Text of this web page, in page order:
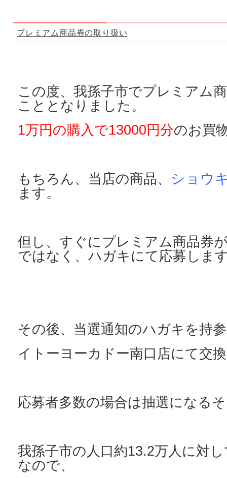
プレミアム商品券の取り扱い
この度、我孫子市でプレミアム
こととなりました。
1万円の購入で13000円分のお買
もちろん、当店の商品、 ショウ
ます。
但し、すぐにプレミアム商品券
ではなく、ハガキにて応募しま
その後、当選通知のハガキを持
イトーヨーカドー南口店にて交
応募者多数の場合は抽選になる
我孫子市の人口約13.2万人に対
なので、